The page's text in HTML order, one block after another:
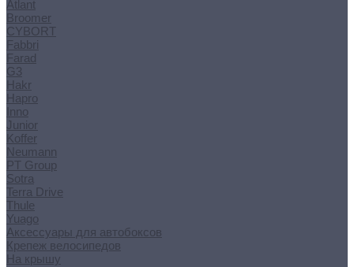
Atlant
Broomer
CYBORT
Fabbri
Farad
G3
Hakr
Hapro
Inno
Junior
Koffer
Neumann
PT Group
Sotra
Terra Drive
Thule
Yuago
Аксессуары для автобоксов
Крепеж велосипедов
На крышу